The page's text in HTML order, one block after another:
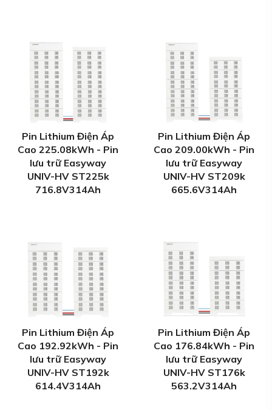
Pin Lithium Điện Áp
Cao 225.08kWh - Pin
lưu trữ Easyway
UNIV-HV ST225k
716.8V314Ah
Pin Lithium Điện Áp
Cao 209.00kWh - Pin
lưu trữ Easyway
UNIV-HV ST209k
665.6V314Ah
Pin Lithium Điện Áp
Cao 192.92kWh - Pin
lưu trữ Easyway
UNIV-HV ST192k
614.4V314Ah
Pin Lithium Điện Áp
Cao 176.84kWh - Pin
lưu trữ Easyway
UNIV-HV ST176k
563.2V314Ah